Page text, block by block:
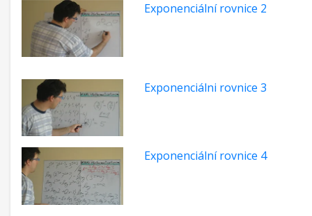
Exponenciální rovnice 2
Exponenciálni rovnice 3
Exponenciální rovnice 4